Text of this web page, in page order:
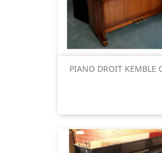
PIANO DROIT KEMBLE